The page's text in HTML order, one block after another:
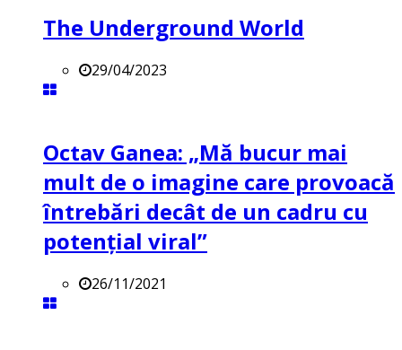
The Underground World
29/04/2023
Octav Ganea: „Mă bucur mai
mult de o imagine care provoacă
întrebări decât de un cadru cu
potenţial viral”
26/11/2021